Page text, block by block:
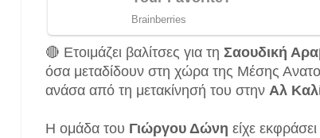
🔴 Ετοιμάζει βαλίτσες για τη Σαουδική
όσα μεταδίδουν στη χώρα της Μέσης
ανάσα από τη μετακίνησή του στην Αλ
Η ομάδα του Γιώργου Δώνη είχε